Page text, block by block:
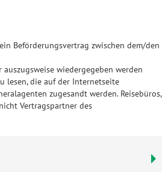
Beförderungsvertrag zwischen dem/den
wiedergegeben werden
lesen, die auf der Internetseite
zugesandt werden. Reisebüros,
Vertragspartner des